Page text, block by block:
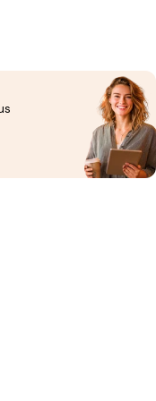
inspirant
C'est